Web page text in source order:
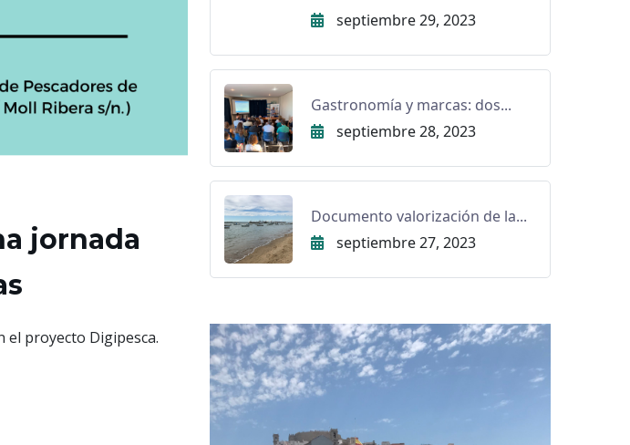
jornada
el proyecto Digipesca.
septiembre 29, 2023
Gastronomía y marcas: dos...
septiembre 28, 2023
Documento valorización de la...
septiembre 27, 2023